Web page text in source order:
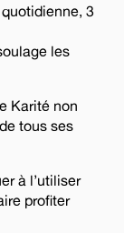
3
les
Karité non
tous ses
à l’utiliser
profiter